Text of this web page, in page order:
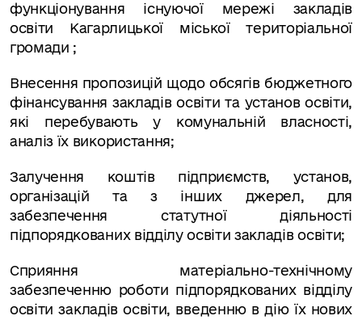
функціонування існуючої мережі закладів
освіти Кагарлицької міської територіальної
громади ;
Внесення пропозицій щодо обсягів бюджетного
фінансуван­ня закладів освіти та установ освіти,
які перебувають у кому­нальній власності,
аналіз їх використання;
Залучення коштів підприємств, установ,
організацій та з ін­ших джерел, для
забезпечення статутної діяльності
підпорядкованих відділу освіти закладів освіти;
Сприяння матеріально-технічному
забезпеченню роботи підпорядкованих відділу
освіти закладів освіти, введенню в дію їх нових